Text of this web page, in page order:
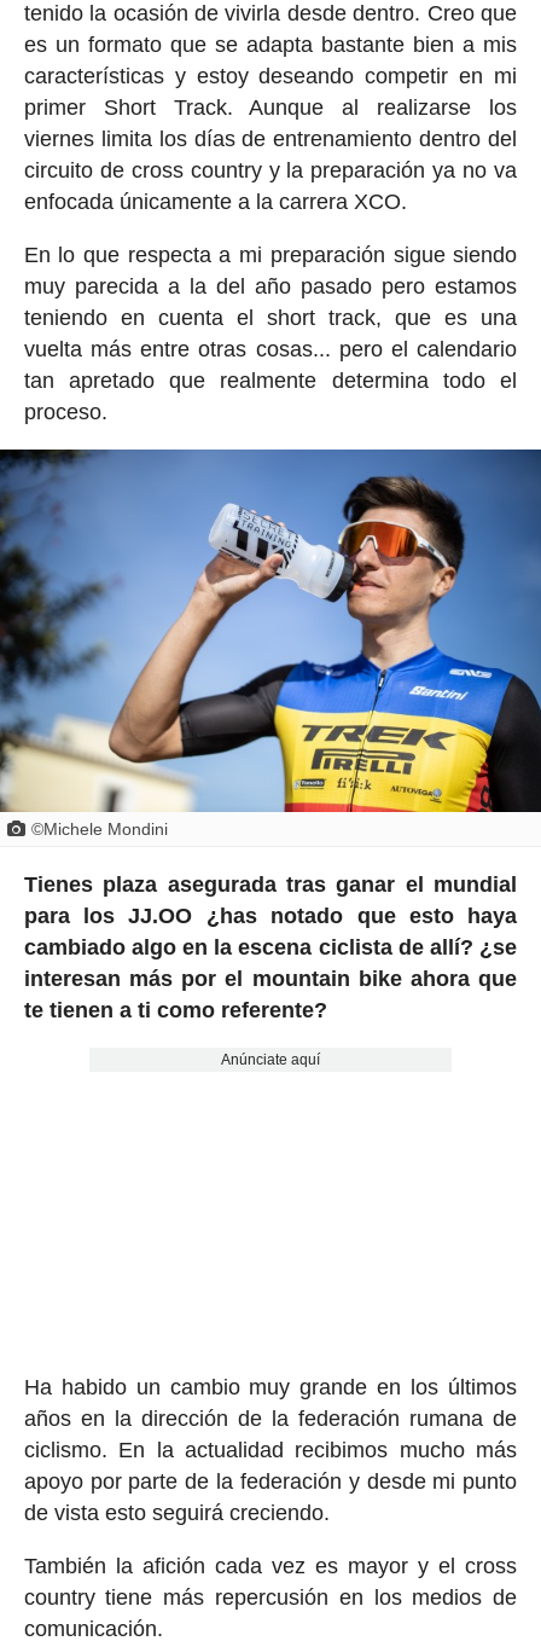
tenido la ocasión de vivirla desde dentro. Creo que
es un formato que se adapta bastante bien a mis
características y estoy deseando competir en mi
primer Short Track. Aunque al realizarse los
viernes limita los días de entrenamiento dentro del
circuito de cross country y la preparación ya no va
enfocada únicamente a la carrera XCO.
En lo que respecta a mi preparación sigue siendo
muy parecida a la del año pasado pero estamos
teniendo en cuenta el short track, que es una
vuelta más entre otras cosas... pero el calendario
tan apretado que realmente determina todo el
proceso.
©Michele Mondini
Tienes plaza asegurada tras ganar el mundial
para los JJ.OO ¿has notado que esto haya
cambiado algo en la escena ciclista de allí? ¿se
interesan más por el mountain bike ahora que
te tienen a ti como referente?
Anúnciate aquí
Ha habido un cambio muy grande en los últimos
años en la dirección de la federación rumana de
ciclismo. En la actualidad recibimos mucho más
apoyo por parte de la federación y desde mi punto
de vista esto seguirá creciendo.
También la afición cada vez es mayor y el cross
country tiene más repercusión en los medios de
comunicación.